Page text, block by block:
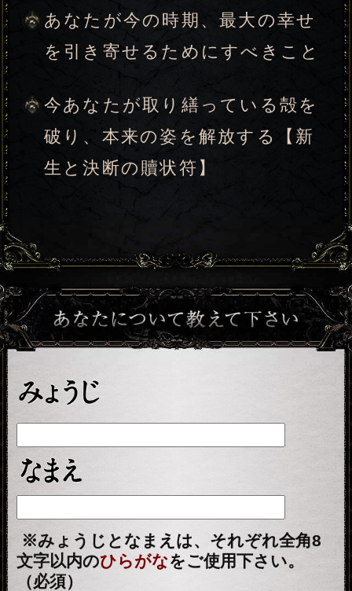
※次のページは無料でご利用いただけ
ます。
「一部無料で鑑定する」 をクリック
すると、鑑定結果の一部を無料でご覧
こちらのメニューは会員割引対象メニ
ューです。
会員の方は会員価格 660円(税込)が必要
です。
会員以外の方のご利用には通常価格
※ご購入時に会員IDでログイン済みの
場合に、会員価格が適用されます。
す。
ご購入いただくと、サービス・コンテ
ンツの利用料金が発生します。
「一部無料で鑑定する」をクリックす
ると、鑑定結果の一部を無料でご覧に
なれます。
■最初から有料で結果を見る場合■